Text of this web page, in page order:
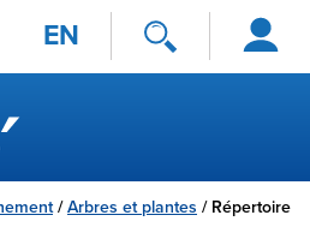
EN
Se
connecter
/Arbres et plantes / Répertoire